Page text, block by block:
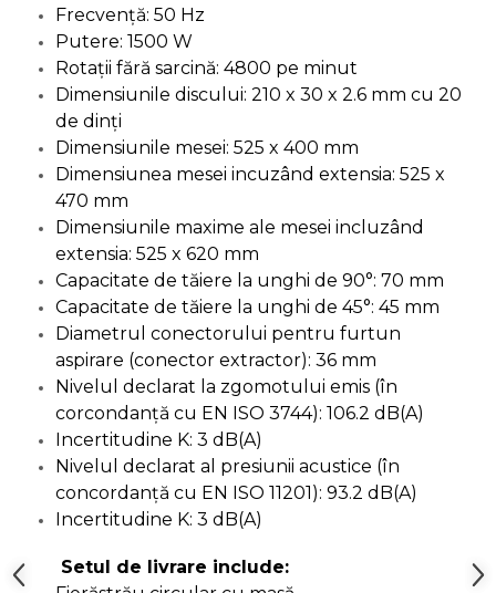
esapament
Menghina de banc – tamplarie
si alte domenii
Suruburi si dibluri
Carlige de Ridicare
Dispozitive de Taiat si
Manipulat Sticla
Masina de taiat beton
Utilaje tamplarie / prelucrare
lemn
Aeroterme si Ventilatoare
Bormasini & Masini de Gaurit
Compresoare Auto
Masini de Ascutit Burghie
Discuri Fierastrau Circular
Dispozitive de taiat polistiren
Polizoare drepte & accesorii
Purificatoare de aer
Frecvență: 50 Hz
Putere: 1500 W
Rotații fără sarcină: 4800 pe minut
Dimensiunile discului: 210 x 30 x 2.6 mm cu 20
de dinți
Dimensiunile mesei: 525 x 400 mm
Dimensiunea mesei incuzând extensia: 525 x
470 mm
Dimensiunile maxime ale mesei incluzând
extensia: 525 x 620 mm
Capacitate de tăiere la unghi de 90°: 70 mm
Capacitate de tăiere la unghi de 45°: 45 mm
Diametrul conectorului pentru furtun
aspirare (conector extractor): 36 mm
Nivelul declarat la zgomotului emis (în
corcondanță cu EN ISO 3744): 106.2 dB(A)
Incertitudine K: 3 dB(A)
Nivelul declarat al presiunii acustice (în
concordanță cu EN ISO 11201): 93.2 dB(A)
Incertitudine K: 3 dB(A)
Setul de livrare include: